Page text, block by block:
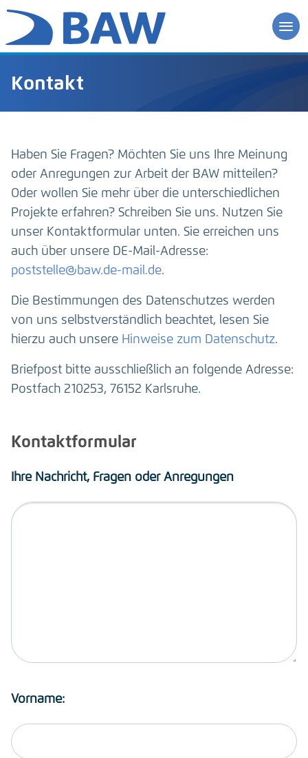
Kontakt
Haben Sie Fragen? Möchten Sie uns Ihre Meinung
oder Anregungen zur Arbeit der BAW mitteilen?
Oder wollen Sie mehr über die unterschiedlichen
Projekte erfahren? Schreiben Sie uns. Nutzen Sie
unser Kontaktformular unten. Sie erreichen uns
auch über unsere DE-Mail-Adresse:
poststelle@baw.de-mail.de.
Die Bestimmungen des Datenschutzes werden
von uns selbstverständlich beachtet, lesen Sie
hierzu auch unsere Hinweise zum Datenschutz.
Briefpost bitte ausschließlich an folgende Adresse:
Postfach 210253, 76152 Karlsruhe.
Kontaktformular
Ihre Nachricht, Fragen oder Anregungen
Vorname: